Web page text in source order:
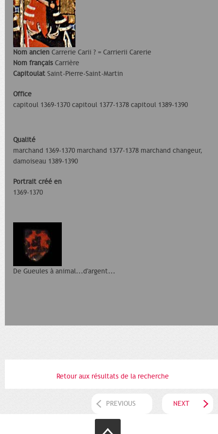
Nom ancien Carrerie Carii ? = Carrierii Carerie
Nom français Carrière
Capitoulat Saint-Pierre-Saint-Martin
Office
capitoul 1369-1370 capitoul 1377-1378 capitoul 1389-1390
Qualité
marchand 1369-1370 marchand 1377-1378 marchand changeur,
damoiseau 1389-1390
Portrait créé en
1369-1370
De Gueules à animal...d'argent...
Retour aux résultats de la recherche
PREVIOUS NEXT